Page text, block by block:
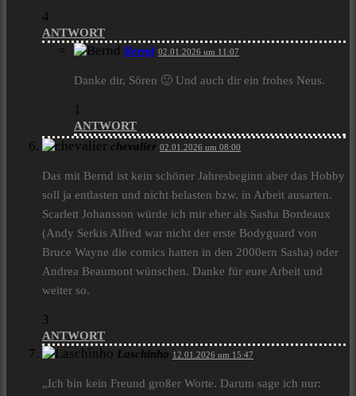
4
ANTWORT
Bernd 02.01.2026 um 11:07
Danke dir, Sören 🙂 Und auch dir ein frohes Neus.
1
ANTWORT
chevalier 02.01.2026 um 08:00
Das mit Bernd ist kein schöner Jahresbeginn aber das Hobby
soll ja entlasten und nicht belasten bzw. in Arbeit ausarten.
Scarlett Johansson würde ich mir eher als Sasha Bordeaux
(Andy Serkis Alfred war nicht der erste Bodyguard von
Bruce Wayne die comics hatten in den 2000ern Sasha) oder
Andrea Beaumont wünschen. Danke für eure Arbeit und
weiter so.
3
ANTWORT
Laschinho 12.01.2026 um 15:47
„Ich bin kein Freund großer Worte. Darum sage ich nur: